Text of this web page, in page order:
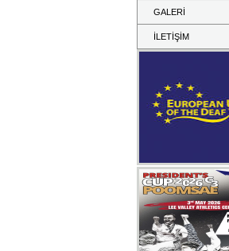
GALERİ
İLETİŞİM